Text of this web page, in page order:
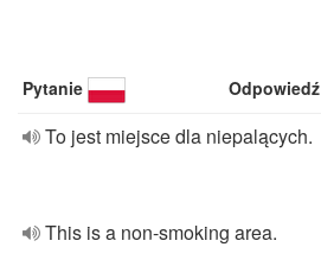
Pytanie Odpowiedź
To jest miejsce dla niepalących.
This is a non-smoking area.